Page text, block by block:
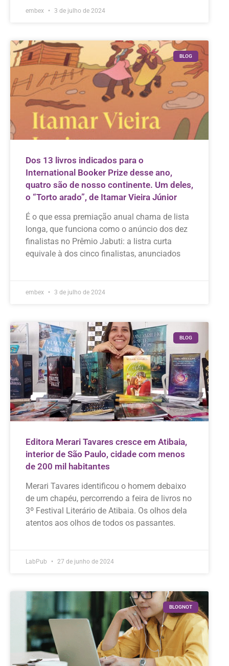
embex 3 de julho de 2024
BLOG
Dos 13 livros indicados para o
International Booker Prize desse ano,
quatro são de nosso continente. Um deles,
o “Torto arado”, de Itamar Vieira Júnior
É o que essa premiação anual chama de lista
longa, que funciona como o anúncio dos dez
finalistas no Prêmio Jabuti: a listra curta
equivale à dos cinco finalistas, anunciados
embex 3 de julho de 2024
BLOG
Editora Merari Tavares cresce em Atibaia,
interior de São Paulo, cidade com menos
de 200 mil habitantes
Merari Tavares identificou o homem debaixo
de um chapéu, percorrendo a feira de livros no
3º Festival Literário de Atibaia. Os olhos dela
atentos aos olhos de todos os passantes.
LabPub 27 de junho de 2024
BLOGNOT